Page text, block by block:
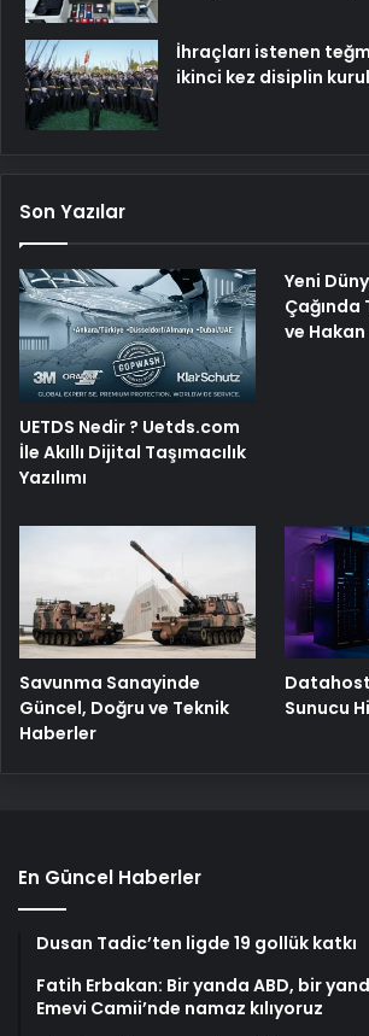
İhraçları istenen
ikinci kez disiplin
Son Yazılar
UETDS Nedir ? Uetds.com
İle Akıllı Dijital Taşımacılık
Yazılımı
Yeni
Çağında
ve
Savunma Sanayinde
Güncel, Doğru ve Teknik
Haberler
Sunucu
En Güncel Haberler
Dusan Tadic’ten ligde 19 gollük katkı
Fatih Erbakan: Bir yanda ABD, bir
Emevi Camii’nde namaz kılıyoruz